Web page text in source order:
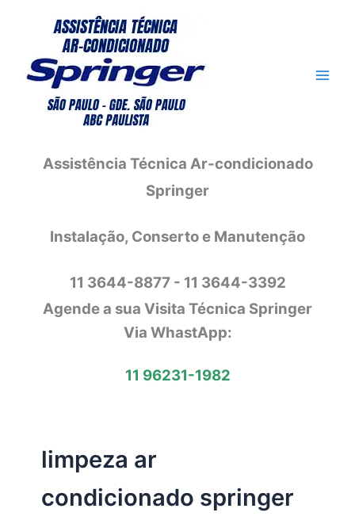
conteúdo
Assistência Técnica Ar-condicionado
Springer
Instalação, Conserto e Manutenção
11 3644-8877 - 11 3644-3392
Agende a sua Visita Técnica Springer
Via WhastApp:
11 96231-1982
limpeza ar
condicionado springer